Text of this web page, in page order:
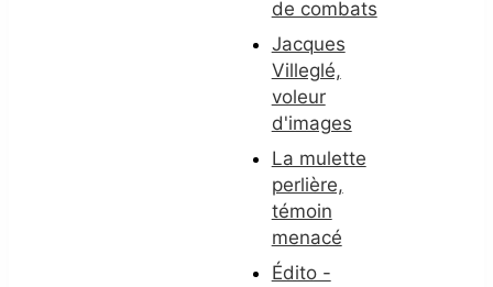
de combats
Jacques
Villeglé,
voleur
d'images
La mulette
perlière,
témoin
menacé
Édito -